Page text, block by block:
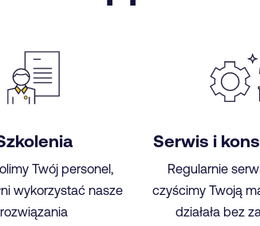
Twój personel,
wykorzystać nasze
rozwiązania
Serwis i
Regularnie
czyścimy Twoją
działała bez